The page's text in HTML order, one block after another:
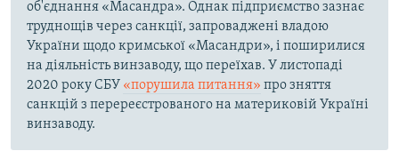
об'єднання «Масандра». Однак підприємство зазнає
труднощів через санкції, запроваджені владою
України щодо кримської «Масандри», і поширилися
на діяльність винзаводу, що переїхав. У листопаді
2020 року СБУ «порушила питання» про зняття
санкцій з перереєстрованого на материковій Україні
винзаводу.